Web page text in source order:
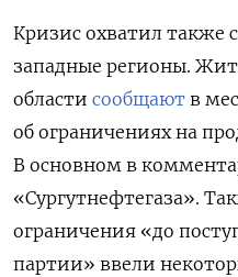
Кризис охватил также
западные регионы.
области сообщают в
об ограничениях на
В основном в
«Сургутнефтегаза».
ограничения «до
партии» ввели